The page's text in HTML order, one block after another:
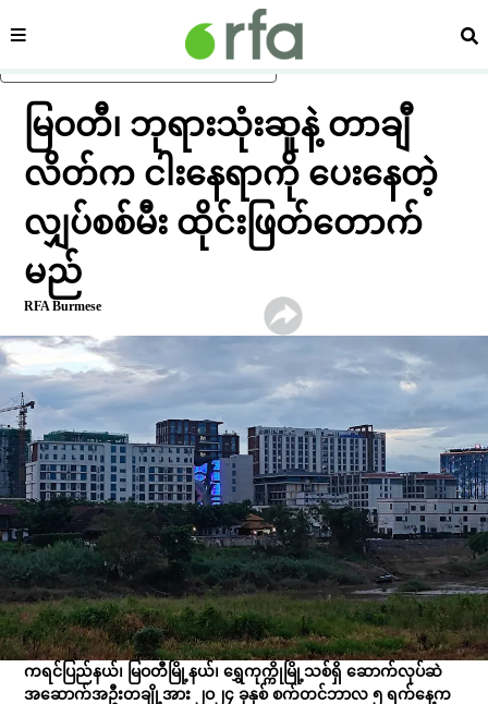
ပင်မအကြောင်းအရာသို့ ကျော်ရန်
ကဏ္ဍ ရှာ
မြဝတီ၊ ဘုရားသုံးဆူနဲ့ တာချီ
လိတ်က ငါးနေရာကို ပေးနေတဲ့
လျှပ်စစ်မီး ထိုင်းဖြတ်တောက်
မည်
RFA Burmese
ကရင်ပြည်နယ်၊ မြဝတီမြို့နယ်၊ ရွှေကုက္ကိုမြို့သစ်ရှိ ဆောက်လုပ်ဆဲ
အဆောက်အဦးတချို့အား ၂ဝ၂၄ ခုနှစ် စက်တင်ဘာလ ၅ ရက်နေ့က